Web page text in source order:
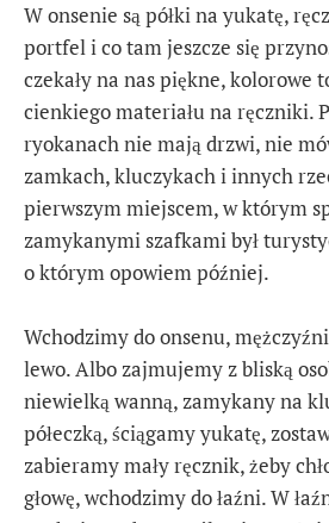
W onsenie są półki na yukatę,
portfel i co tam jeszcze się
czekały na nas piękne,
cienkiego materiału na ręczniki.
ryokanach nie mają drzwi, nie
zamkach, kluczykach i innych
pierwszym miejscem, w którym
zamykanymi szafkami był
o którym opowiem później.
Wchodzimy do onsenu,
lewo. Albo zajmujemy z bliską
niewielką wanną, zamykany na
półeczką, ściągamy yukatę,
zabieramy mały ręcznik, żeby
głowę, wchodzimy do łaźni. W